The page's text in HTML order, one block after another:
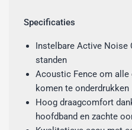
Specificaties
Instelbare Active
standen
Acoustic Fence om alle
komen te onderdrukken
Hoog draagcomfort
hoofdband en zachte